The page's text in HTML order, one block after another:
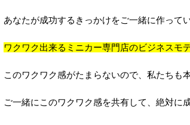
あなたが成功するきっかけをご一緒に作って
ワクワク出来るミニカー専門店のビジネスモ
このワクワク感がたまらないので、私たちも
ご一緒にこのワクワク感を共有して、絶対に